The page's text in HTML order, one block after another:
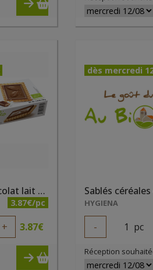
Petits beurres chocolat lait bio 150g
3.87€/pc
+ 3.87€
dès mercredi
HYGIENA
- 1 pc
Réception